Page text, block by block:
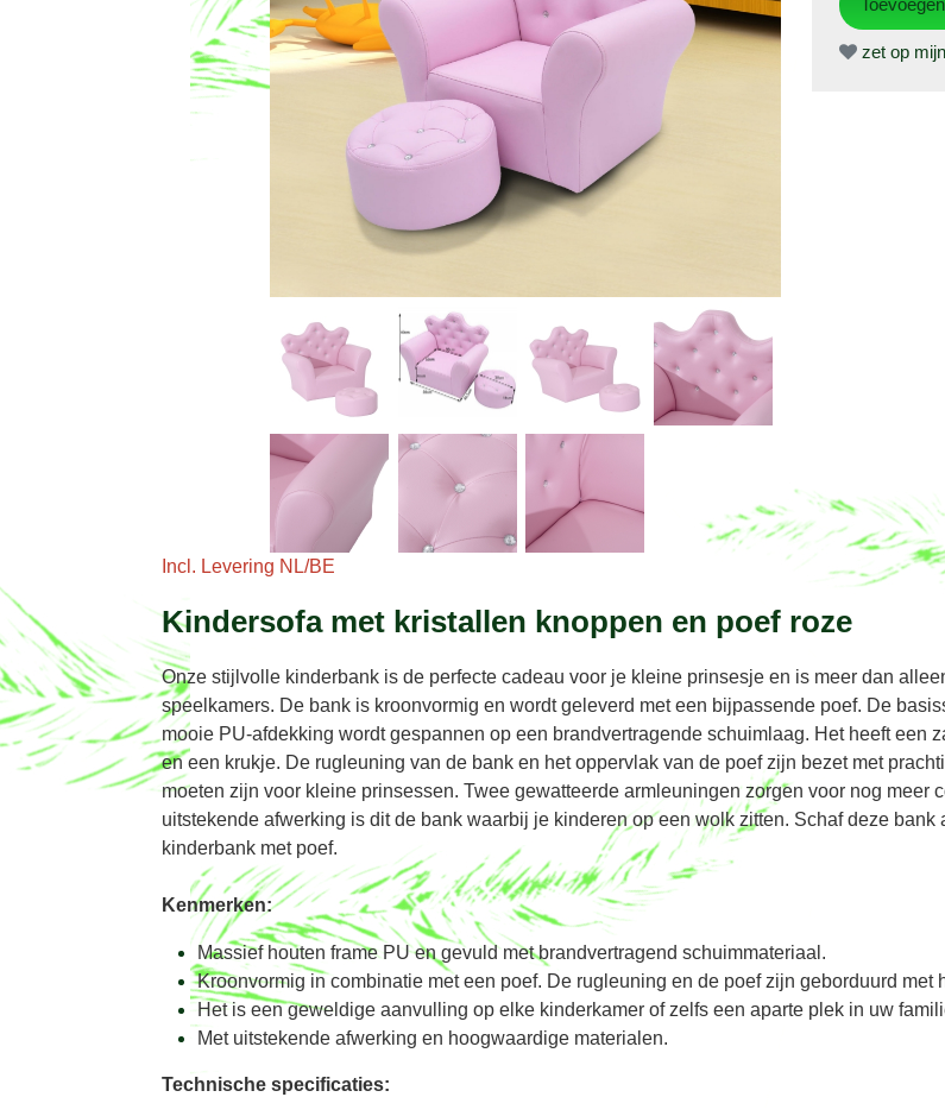
zet op
Incl. Levering NL/BE
Kindersofa met kristallen knoppen en poef roze
Onze stijlvolle kinderbank is de perfecte cadeau voor je kleine prinsesje en is meer dan
speelkamers. De bank is kroonvormig en wordt geleverd met een bijpassende poef. De
mooie PU-afdekking wordt gespannen op een brandvertragende schuimlaag. Het heeft een
en een krukje. De rugleuning van de bank en het oppervlak van de poef zijn bezet met
moeten zijn voor kleine prinsessen. Twee gewatteerde armleuningen zorgen voor nog meer
uitstekende afwerking is dit de bank waarbij je kinderen op een wolk zitten. Schaf deze
kinderbank met poef.
Kenmerken:
Massief houten frame PU en gevuld met brandvertragend schuimmateriaal.
Kroonvormig in combinatie met een poef. De rugleuning en de poef zijn geborduurd met
Het is een geweldige aanvulling op elke kinderkamer of zelfs een aparte plek in uw
Met uitstekende afwerking en hoogwaardige materialen.
Technische specificaties: